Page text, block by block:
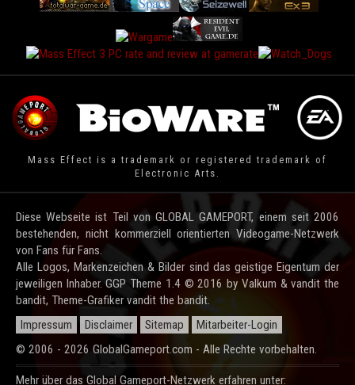
Mass Effect is a trademark or registered trademark of
Electronic Arts.
Diese Webseite ist Teil von GLOBAL GAMEPORT, einem seit 2006
bestehenden, nicht kommerziell orientierten Videogame-Netzwerk
von Fans für Fans.
Alle Logos, Markenzeichen & Bilder sind das geistige Eigentum der
jeweiligen Inhaber. GGP Theme 1.4 © 2016 by Valkum & vandit the
bandit, Theme-Grafiker vandit the bandit.
Impressum
Disclaimer Sitemap
Mitarbeiter-Login
© 2006 - 2026 GlobalGameport.com - Alle Rechte vorbehalten.
Mehr über das Global Gameport-Netzwerk erfahren unter: